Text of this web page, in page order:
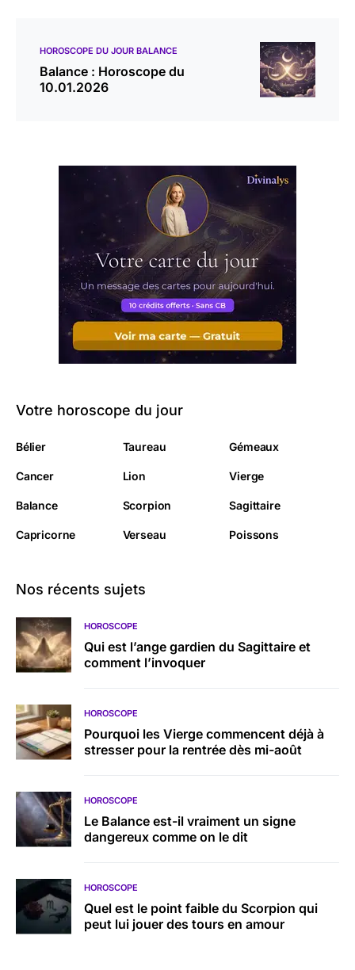
HOROSCOPE DU JOUR BALANCE
Balance : Horoscope du
10.01.2026
Votre horoscope du jour
Bélier Taureau Gémeaux
Cancer Lion Vierge
Balance Scorpion Sagittaire
Capricorne Verseau Poissons
Nos récents sujets
HOROSCOPE
Qui est l’ange gardien du Sagittaire et
comment l’invoquer
HOROSCOPE
Pourquoi les Vierge commencent déjà à
stresser pour la rentrée dès mi-août
HOROSCOPE
Le Balance est-il vraiment un signe
dangereux comme on le dit
HOROSCOPE
Quel est le point faible du Scorpion qui
peut lui jouer des tours en amour